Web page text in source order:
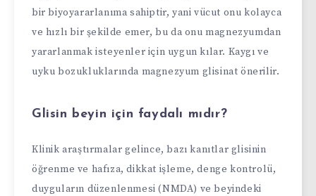
bir biyoyararlanıma sahiptir, yani vücut onu kolayca
ve hızlı bir şekilde emer, bu da onu magnezyumdan
yararlanmak isteyenler için uygun kılar. Kaygı ve
uyku bozukluklarında magnezyum glisinat önerilir.
Glisin beyin için faydalı mıdır?
Klinik araştırmalar gelince, bazı kanıtlar glisinin
öğrenme ve hafıza, dikkat işleme, denge kontrolü,
duyguların düzenlenmesi (NMDA) ve beyindeki